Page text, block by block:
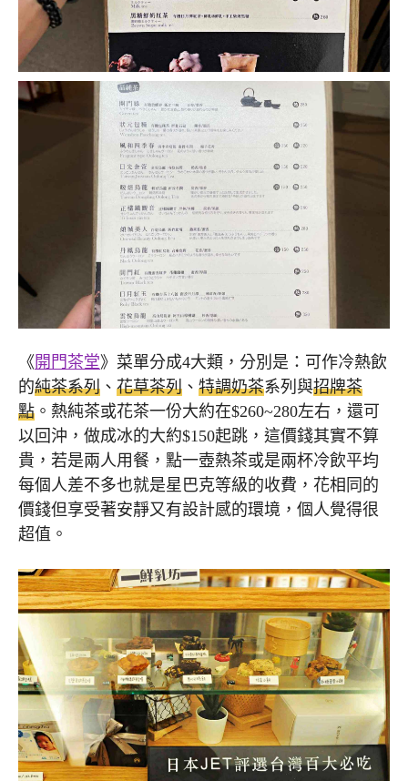
《 開門茶堂》菜單分成4大類，分別是：可作冷熱飲
的純茶系列 、 花草茶列 、 特調奶茶系列與招牌茶
點 。熱純茶或花茶一份大約在$260~280左右，還可
以回沖，做成冰的大約$150起跳，這價錢其實不算
貴，若是兩人用餐，點一壺熱茶或是兩杯冷飲平均
每個人差不多也就是星巴克等級的收費，花相同的
價錢但享受著安靜又有設計感的環境，個人覺得很
超值。